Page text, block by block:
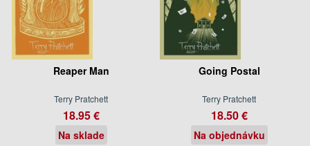
Reaper Man
Terry Pratchett
18.95 €
Na sklade
Going Postal
Terry Pratchett
18.50 €
Na objednávku